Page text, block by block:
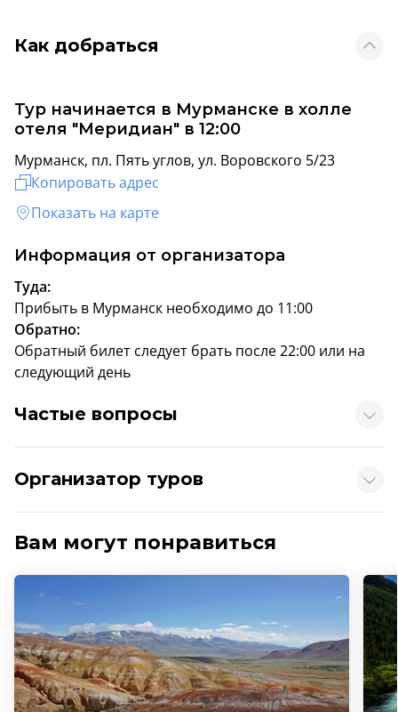
Как добраться
Тур начинается в Мурманске в холле
отеля "Меридиан" в 12:00
Мурманск, пл. Пять углов, ул. Воровского 5/23
Копировать адрес
Показать на карте
Информация от организатора
Туда:
Прибыть в Мурманск необходимо до 11:00
Обратно:
Обратный билет следует брать после 22:00 или на
следующий день
Частые вопросы
Организатор туров
Вам могут понравиться